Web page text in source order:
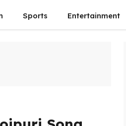
Sports Entertainment